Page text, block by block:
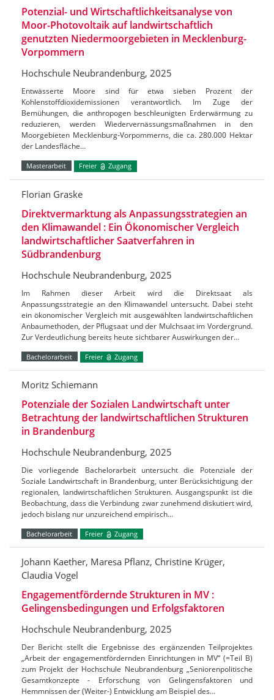
Potenzial- und Wirtschaftlichkeitsanalyse von
Moor-Photovoltaik auf landwirtschaftlich
genutzten Niedermoorgebieten in Mecklenburg-
Vorpommern
Hochschule Neubrandenburg, 2025
Entwässerte Moore sind für etwa sieben Prozent der
Kohlenstoffdioxidemissionen verantwortlich. Im Zuge der
Bemühungen, die anthropogen beschleunigten Erderwärmung zu
reduzieren, werden Wiedervernässungsmaßnahmen in den
Moorgebieten Mecklenburg-Vorpommerns, die ca. 280.000 Hektar
der Landesfläche…
Masterarbeit Freier Zugang
Florian Graske
Direktvermarktung als Anpassungsstrategien an
den Klimawandel : Ein Ökonomischer Vergleich
landwirtschaftlicher Saatverfahren in
Südbrandenburg
Hochschule Neubrandenburg, 2025
Im Rahmen dieser Arbeit wird die Direktsaat als
Anpassungsstrategie an den Klimawandel untersucht. Dabei steht
ein ökonomischer Vergleich mit ausgewählten landwirtschaftlichen
Anbaumethoden, der Pflugsaat und der Mulchsaat im Vordergrund.
Zur Verdeutlichung bereits heute sichtbarer Auswirkungen der…
Bachelorarbeit Freier Zugang
Moritz Schiemann
Potenziale der Sozialen Landwirtschaft unter
Betrachtung der landwirtschaftlichen Strukturen
in Brandenburg
Hochschule Neubrandenburg, 2025
Die vorliegende Bachelorarbeit untersucht die Potenziale der
Soziale Landwirtschaft in Brandenburg, unter Berücksichtigung der
regionalen, landwirtschaftlichen Strukturen. Ausgangspunkt ist die
Beobachtung, dass die Verbindung zwar zunehmend diskutiert wird,
jedoch bislang nur unzureichend empirisch…
Bachelorarbeit Freier Zugang
Johann Kaether, Maresa Pflanz, Christine Krüger,
Claudia Vogel
Engagementfördernde Strukturen in MV :
Gelingensbedingungen und Erfolgsfaktoren
Hochschule Neubrandenburg, 2025
Der Bericht stellt die Ergebnisse des ergänzenden Teilprojektes
„Arbeit der engagementfördernden Einrichtungen in MV“ (=Teil B)
zum Projekt der Hochschule Neubrandenburg „Seniorenpolitische
Gesamtkonzepte - Erforschung von Gelingensfaktoren und
Hemmnissen der (Weiter-) Entwicklung am Beispiel des…